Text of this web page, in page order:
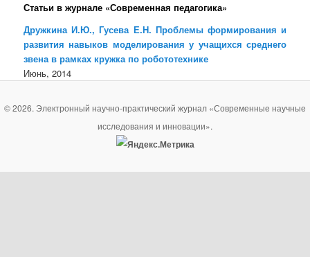
Статьи в журнале «Современная педагогика»
Дружкина И.Ю., Гусева Е.Н. Проблемы формирования и
развития навыков моделирования у учащихся среднего
звена в рамках кружка по робототехнике
Июнь, 2014
© 2026. Электронный научно-практический журнал «Современные научные
исследования и инновации».